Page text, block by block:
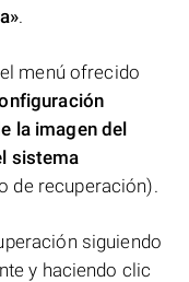
.
menú ofrecido
la imagen del
sistema
de recuperación).
siguiendo
y haciendo clic